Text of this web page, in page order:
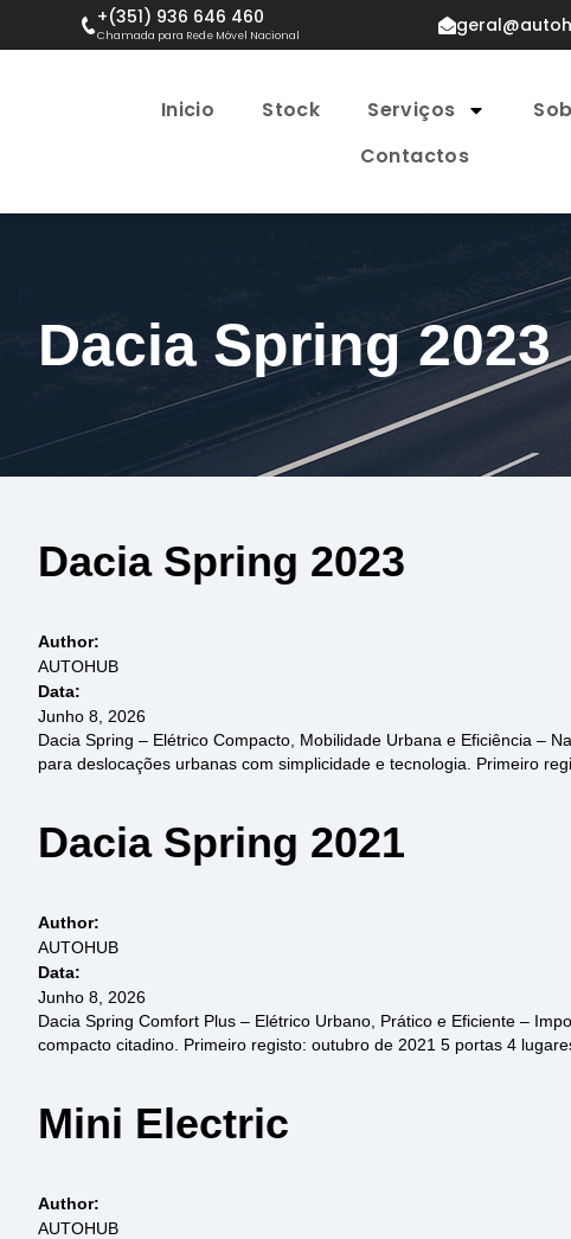
+(351) 936 646 460
Chamada para Rede Móvel Nacional
Inicio Stock Serviços
Contactos
Dacia Spring 2023
Dacia Spring 2023
Author:
AUTOHUB
Data:
Junho 8, 2026
Dacia Spring – Elétrico Compacto, Mobilidade Urbana e Eficiência –
para deslocações urbanas com simplicidade e tecnologia. Primeiro
Dacia Spring 2021
Author:
AUTOHUB
Data:
Junho 8, 2026
Dacia Spring Comfort Plus – Elétrico Urbano, Prático e Eficiente –
compacto citadino. Primeiro registo: outubro de 2021 5 portas 4
Mini Electric
Author:
AUTOHUB